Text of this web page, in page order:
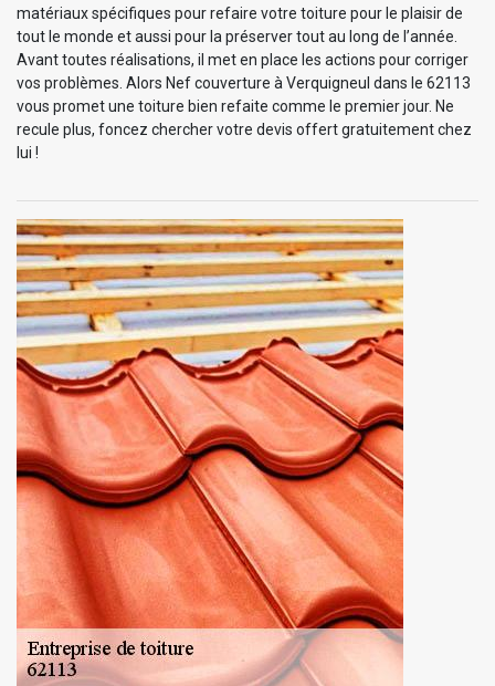
matériaux spécifiques pour refaire votre toiture pour le plaisir de
tout le monde et aussi pour la préserver tout au long de l’année.
Avant toutes réalisations, il met en place les actions pour corriger
vos problèmes. Alors Nef couverture à Verquigneul dans le 62113
vous promet une toiture bien refaite comme le premier jour. Ne
recule plus, foncez chercher votre devis offert gratuitement chez
lui !